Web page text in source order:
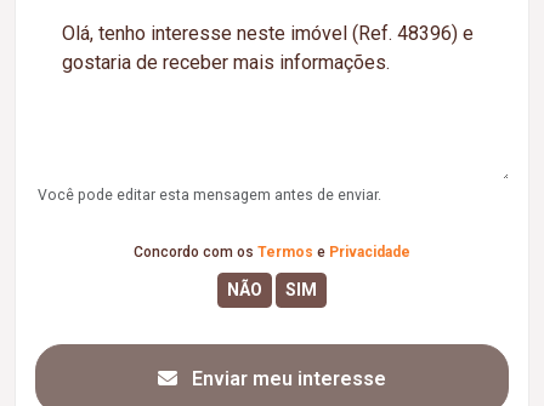
Você pode editar esta mensagem antes de enviar.
Concordo com os Termos e Privacidade
Enviar meu interesse